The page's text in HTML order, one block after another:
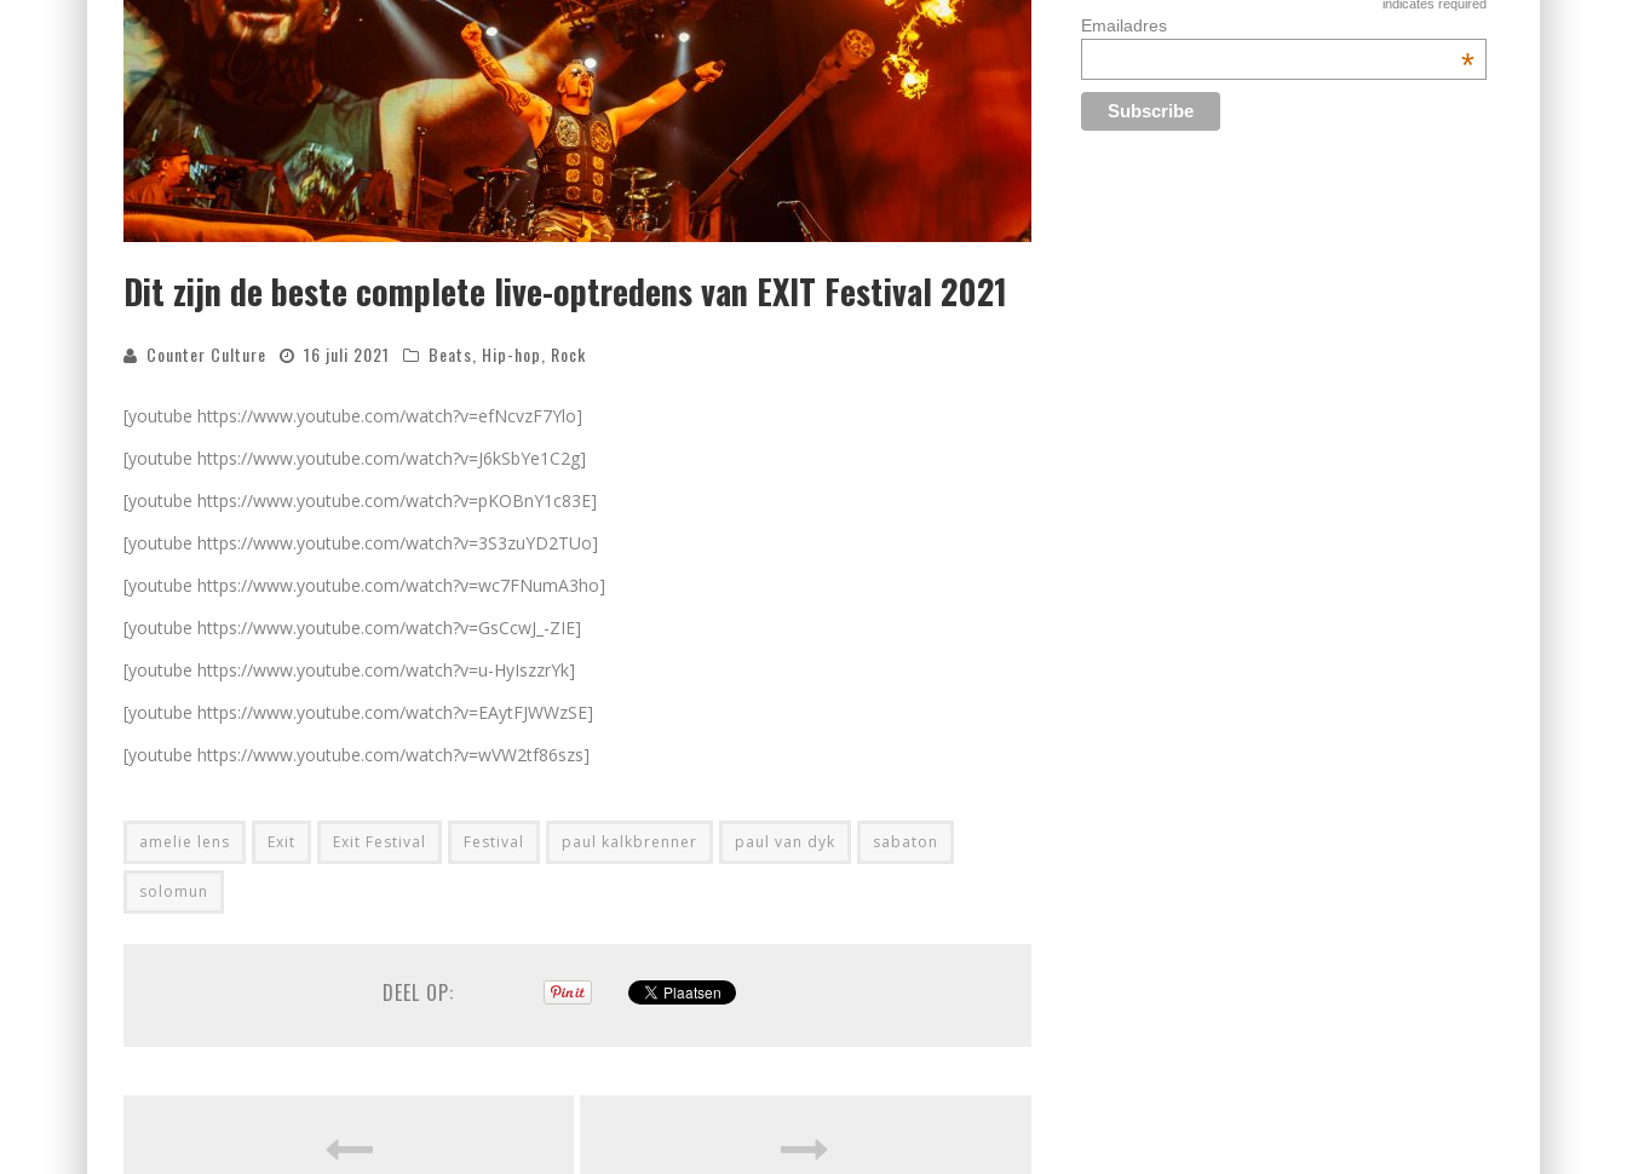
Dit zijn de beste complete live-optredens van EXIT Festival 2021
Counter Culture 16 juli 2021 Beats Hip-hop Rock
[youtube https://www.youtube.com/watch?v=efNcvzF7Ylo]
[youtube https://www.youtube.com/watch?v=J6kSbYe1C2g]
[youtube https://www.youtube.com/watch?v=pKOBnY1c83E]
[youtube https://www.youtube.com/watch?v=3S3zuYD2TUo]
[youtube https://www.youtube.com/watch?v=wc7FNumA3ho]
[youtube https://www.youtube.com/watch?v=GsCcwJ_-ZIE]
[youtube https://www.youtube.com/watch?v=u-HyIszzrYk]
[youtube https://www.youtube.com/watch?v=EAytFJWWzSE]
[youtube https://www.youtube.com/watch?v=wVW2tf86szs]
amelie lens Exit Exit Festival Festival paul kalkbrenner paul van dyk sabaton
solomun
DEEL OP:
indicates required
Emailadres
*